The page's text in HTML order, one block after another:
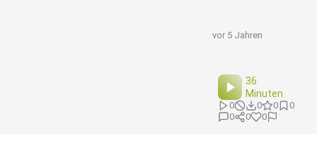
vor 5 Jahren
36
Minuten
0 0 0
0
0
0 0